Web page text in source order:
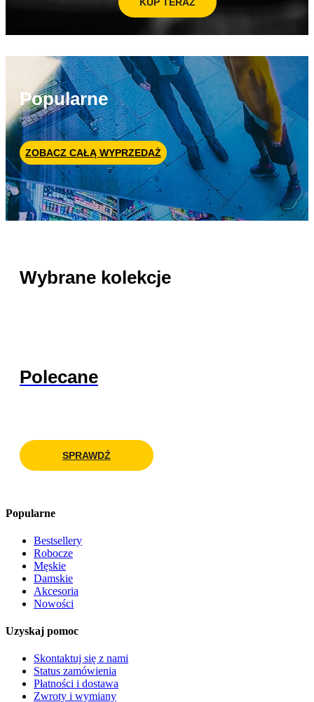
Popularne
ZOBACZ CAŁĄ WYPRZEDAŻ
Wybrane kolekcje
Polecane
SPRAWDŹ
Popularne
Bestsellery
Robocze
Męskie
Damskie
Akcesoria
Nowości
Uzyskaj pomoc
Skontaktuj się z nami
Status zamówienia
Płatności i dostawa
Zwroty i wymiany